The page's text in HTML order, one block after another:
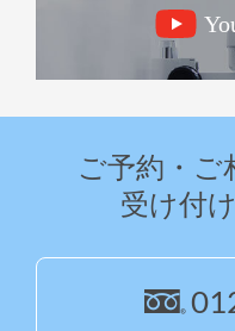
ご予約・ご
受け付